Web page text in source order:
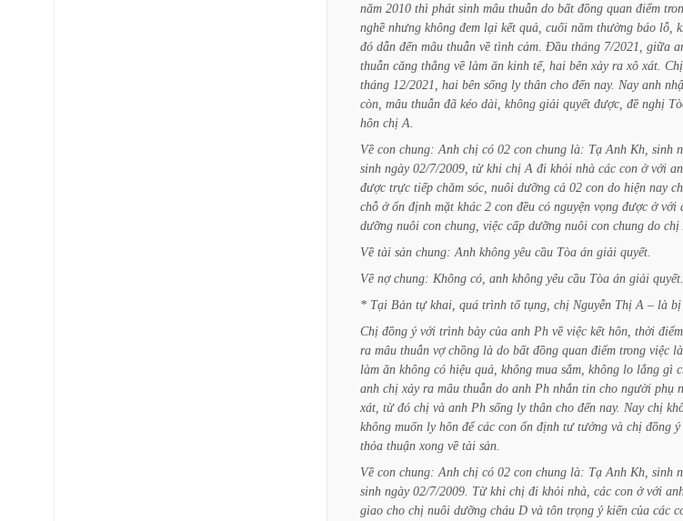
năm 2010 thì phát sinh mâu thuẫn do bất đồng quan điểm
nghề nhưng không đem lại kết quả, cuối năm thường báo lỗ,
đó dẫn đến mâu thuẫn về tình cảm. Đầu tháng 7/2021, giữa
thuẫn căng thẳng về làm ăn kinh tế, hai bên xảy ra xô xát. Chị
tháng 12/2021, hai bên sống ly thân cho đến nay. Nay anh
còn, mâu thuẫn đã kéo dài, không giải quyết được, đề nghị
hôn chị A.
Về con chung: Anh chị có 02 con chung là: Tạ Anh Kh, sinh
sinh ngày 02/7/2009, từ khi chị A đi khỏi nhà các con ở với
được trực tiếp chăm sóc, nuôi dưỡng cả 02 con do hiện nay
chỗ ở ổn định mặt khác 2 con đều có nguyện vọng được ở với
dưỡng nuôi con chung, việc cấp dưỡng nuôi con chung do chị
Về tài sản chung: Anh không yêu cầu Tòa án giải quyết.
Về nợ chung: Không có, anh không yêu cầu Tòa án giải quyết.
* Tại Bản tự khai, quá trình tố tụng, chị Nguyễn Thị A – là bị
Chị đồng ý với trình bày của anh Ph về việc kết hôn, thời điểm
ra mâu thuẫn vợ chồng là do bất đồng quan điểm trong việc
làm ăn không có hiệu quả, không mua sắm, không lo lắng gì
anh chị xảy ra mâu thuẫn do anh Ph nhắn tin cho người phụ
xát, từ đó chị và anh Ph sống ly thân cho đến nay. Nay chị
không muốn ly hôn để các con ổn định tư tưởng và chị đồng ý
thỏa thuận xong về tài sản.
Về con chung: Anh chị có 02 con chung là: Tạ Anh Kh, sinh
sinh ngày 02/7/2009. Từ khi chị đi khỏi nhà, các con ở với
giao cho chị nuôi dưỡng cháu D và tôn trọng ý kiến của các